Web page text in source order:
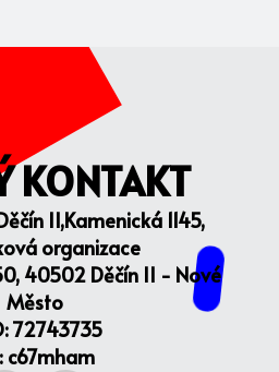
KONTAKT
II,Kamenická 1145,
organizace
40502 Děčín II - Nové
Město
72743735
c67mham